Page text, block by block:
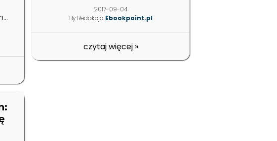
2017-09-04
By Redakcja Ebookpoint.pl
czytaj więcej »